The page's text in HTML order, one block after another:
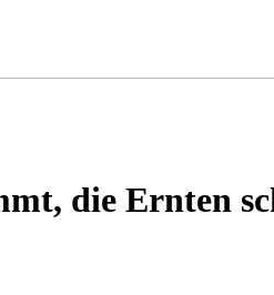
die Ernten